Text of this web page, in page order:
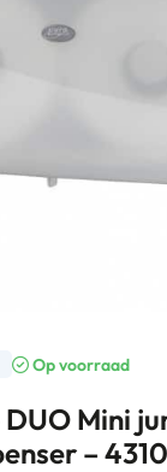
Op voorraad
Mini
–